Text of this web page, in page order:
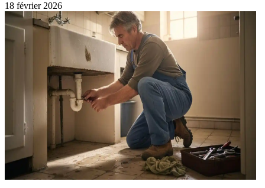
18 février 2026